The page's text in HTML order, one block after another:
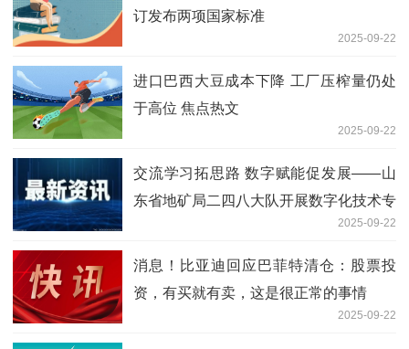
订发布两项国家标准
2025-09-22
进口巴西大豆成本下降 工厂压榨量仍处
于高位 焦点热文
2025-09-22
交流学习拓思路 数字赋能促发展——山
东省地矿局二四八大队开展数字化技术专
2025-09-22
消息！比亚迪回应巴菲特清仓：股票投
资，有买就有卖，这是很正常的事情
2025-09-22